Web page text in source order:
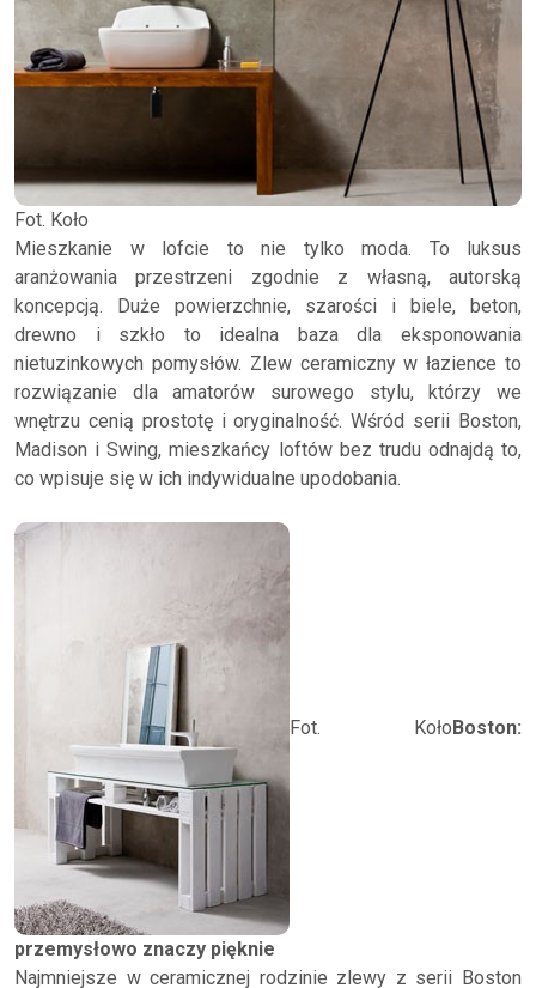
Fot. Koło
Mieszkanie w lofcie to nie tylko moda. To luksus
aranżowania przestrzeni zgodnie z własną, autorską
koncepcją. Duże powierzchnie, szarości i biele, beton,
drewno i szkło to idealna baza dla eksponowania
nietuzinkowych pomysłów. Zlew ceramiczny w łazience to
rozwiązanie dla amatorów surowego stylu, którzy we
wnętrzu cenią prostotę i oryginalność. Wśród serii Boston,
Madison i Swing, mieszkańcy loftów bez trudu odnajdą to,
co wpisuje się w ich indywidualne upodobania.
Fot. KołoBoston:
przemysłowo znaczy pięknie
Najmniejsze w ceramicznej rodzinie zlewy z serii Boston